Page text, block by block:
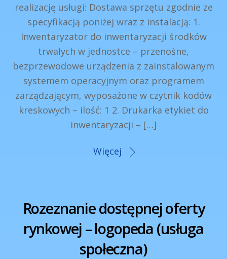
realizację usługi: Dostawa sprzętu zgodnie ze
specyfikacją poniżej wraz z instalacją: 1.
Inwentaryzator do inwentaryzacji środków
trwałych w jednostce – przenośne,
bezprzewodowe urządzenia z zainstalowanym
systemem operacyjnym oraz programem
zarządzającym, wyposażone w czytnik kodów
kreskowych – ilość: 1 2. Drukarka etykiet do
inwentaryzacji – […]
Więcej
Rozeznanie dostępnej oferty
rynkowej – logopeda (usługa
społeczna)